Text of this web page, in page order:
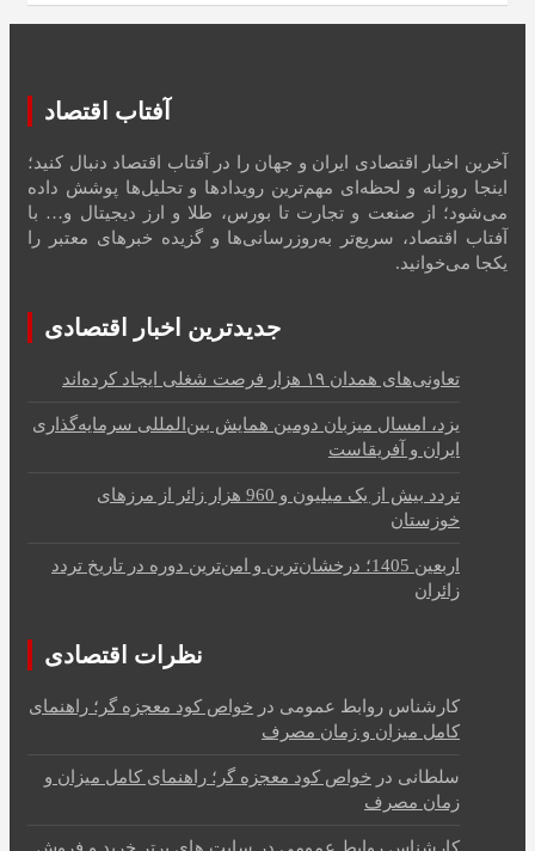
آفتاب اقتصاد
آخرین اخبار اقتصادی ایران و جهان را در آفتاب اقتصاد دنبال کنید؛
اینجا روزانه و لحظه‌ای مهم‌ترین رویدادها و تحلیل‌ها پوشش داده
می‌شود؛ از صنعت و تجارت تا بورس، طلا و ارز دیجیتال و… با
آفتاب اقتصاد، سریع‌تر به‌روزرسانی‌ها و گزیده خبرهای معتبر را
یکجا می‌خوانید.
جدیدترین اخبار اقتصادی
تعاونی‌های همدان ۱۹ هزار فرصت شغلی ایجاد کرده‌اند
یزد، امسال میزبان دومین همایش بین‌المللی سرمایه‌گذاری
ایران و آفریقاست
تردد بیش از یک میلیون و 960 هزار زائر از مرزهای
خوزستان
اربعین 1405؛ درخشان‌ترین و امن‌ترین دوره در تاریخ تردد
زائران
نظرات اقتصادی
کارشناس روابط عمومی در خواص کود معجزه گر؛ راهنمای
کامل میزان و زمان مصرف
سلطانی در خواص کود معجزه گر؛ راهنمای کامل میزان و
زمان مصرف